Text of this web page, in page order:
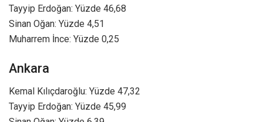
Tayyip Erdoğan: Yüzde 46,68
Sinan Oğan: Yüzde 4,51
Muharrem İnce: Yüzde 0,25
Ankara
Kemal Kılıçdaroğlu: Yüzde 47,32
Tayyip Erdoğan: Yüzde 45,99